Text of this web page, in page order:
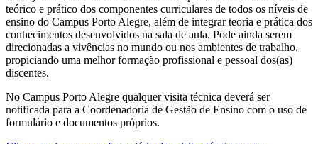
teórico e prático dos componentes curriculares de todos os níveis de
ensino do Campus Porto Alegre, além de integrar teoria e prática dos
conhecimentos desenvolvidos na sala de aula. Pode ainda serem
direcionadas a vivências no mundo ou nos ambientes de trabalho,
propiciando uma melhor formação profissional e pessoal dos(as)
discentes.
No Campus Porto Alegre qualquer visita técnica deverá ser
notificada para a Coordenadoria de Gestão de Ensino com o uso de
formulário e documentos próprios.